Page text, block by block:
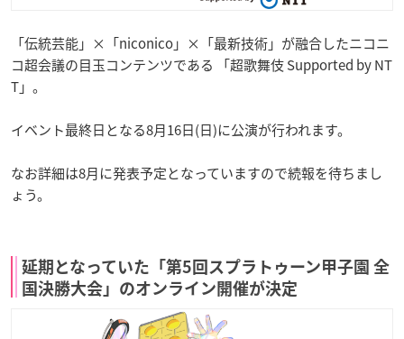
「伝統芸能」×「niconico」×「最新技術」が融合したニコニ
コ超会議の目玉コンテンツである 「超歌舞伎 Supported by NT
T」。
イベント最終日となる8月16日(日)に公演が行われます。
なお詳細は8月に発表予定となっていますので続報を待ちまし
ょう。
延期となっていた「第5回スプラトゥーン甲子園 全
国決勝大会」のオンライン開催が決定